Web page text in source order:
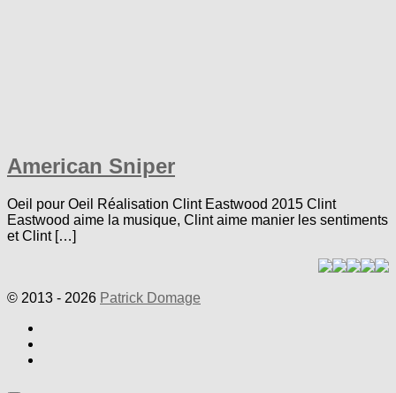
American Sniper
Oeil pour Oeil Réalisation Clint Eastwood 2015 Clint
Eastwood aime la musique, Clint aime manier les sentiments
et Clint […]
© 2013 - 2026 Patrick Domage